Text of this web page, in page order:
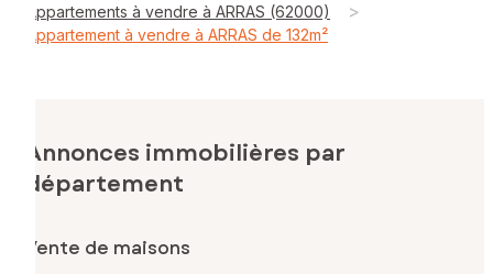
Appartements à vendre à ARRAS (62000) >
Appartement à vendre à ARRAS de 132m²
Annonces immobilières par
département
Vente de maisons